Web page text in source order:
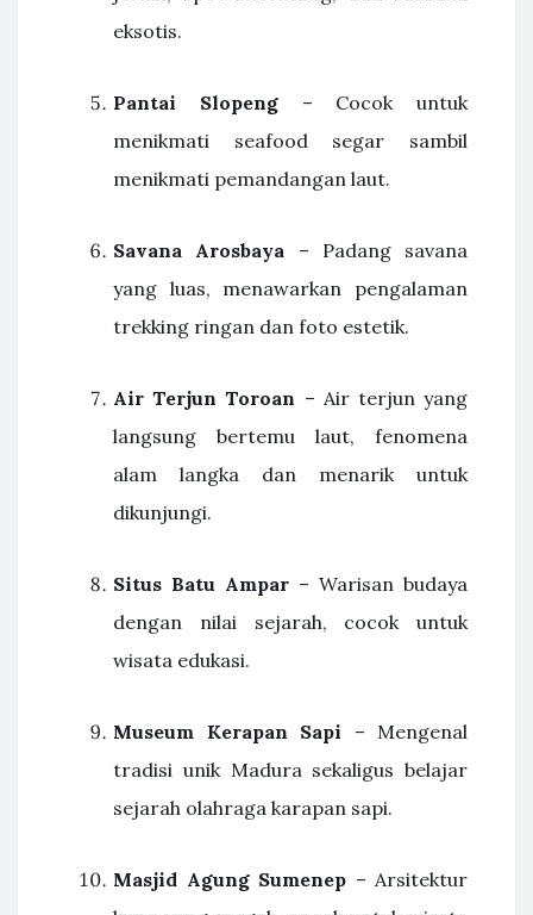
eksotis.
Pantai Slopeng– Cocok untuk
menikmati seafood segar sambil
menikmati pemandangan laut.
Savana Arosbaya – Padang savana
yang luas, menawarkan pengalaman
trekking ringan dan foto estetik.
Air Terjun Toroan – Air terjun yang
langsung bertemu laut, fenomena
alam langka dan menarik untuk
dikunjungi.
Situs Batu Ampar – Warisan budaya
dengan nilai sejarah, cocok untuk
wisata edukasi.
Museum Kerapan Sapi – Mengenal
tradisi unik Madura sekaligus belajar
sejarah olahraga karapan sapi.
Masjid Agung Sumenep – Arsitektur